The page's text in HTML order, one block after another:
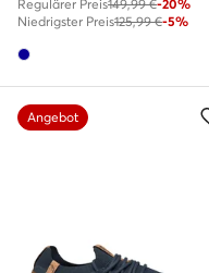
Regulärer Preis149,99 €-20%
Niedrigster Preis125,99 €-5%
Angebot